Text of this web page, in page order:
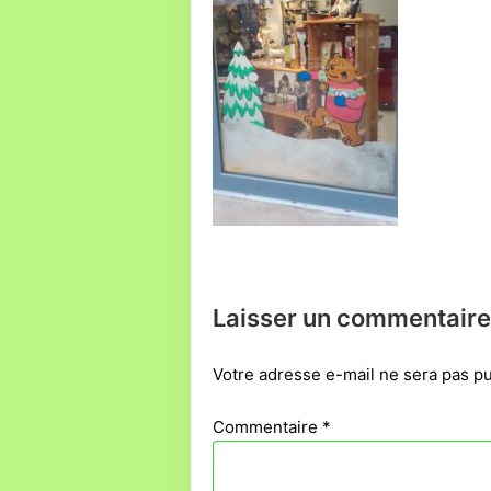
Laisser un commentaire
Votre adresse e-mail ne sera pas
Commentaire *